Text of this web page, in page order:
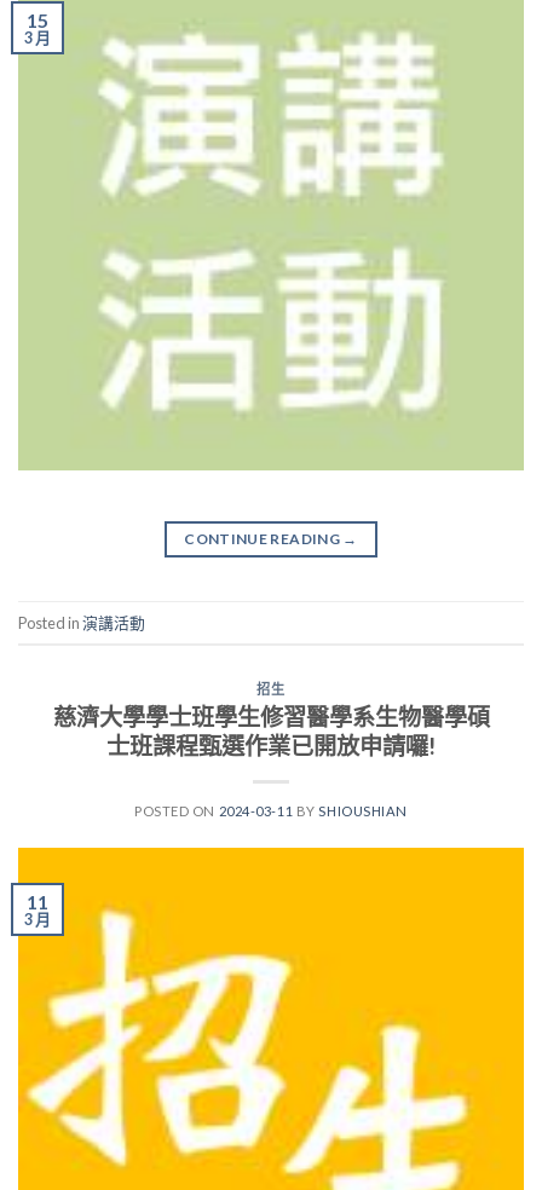
15
3 月
CONTINUE READING →
Posted in演講活動
招生
慈濟大學學士班學生修習醫學系生物醫學碩
士班課程甄選作業已開放申請囉!
POSTED ON 2024-03-11 BYSHIOUSHIAN
11
3 月